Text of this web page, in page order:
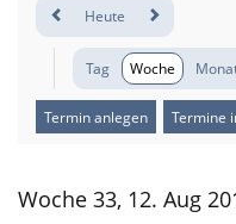
Heute
Tag Woche
Termin anlegen Termine
Woche 33, 12. Aug